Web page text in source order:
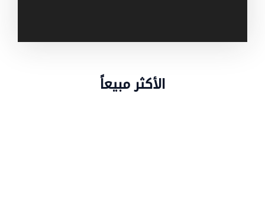
الأكثر مبيعاً